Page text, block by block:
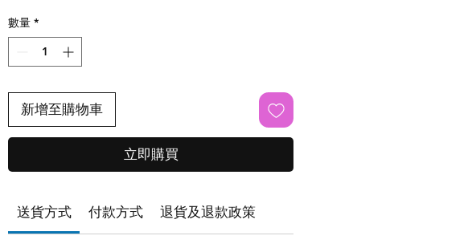
數量 *
新增至購物車
立即購買
送貨方式 付款方式 退貨及退款政策